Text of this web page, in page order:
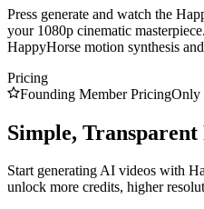
Press generate and watch the
your 1080p cinematic
HappyHorse motion synthesis
Pricing
Founding Member PricingOnly
Simple,
Start generating AI videos with
unlock more credits, higher